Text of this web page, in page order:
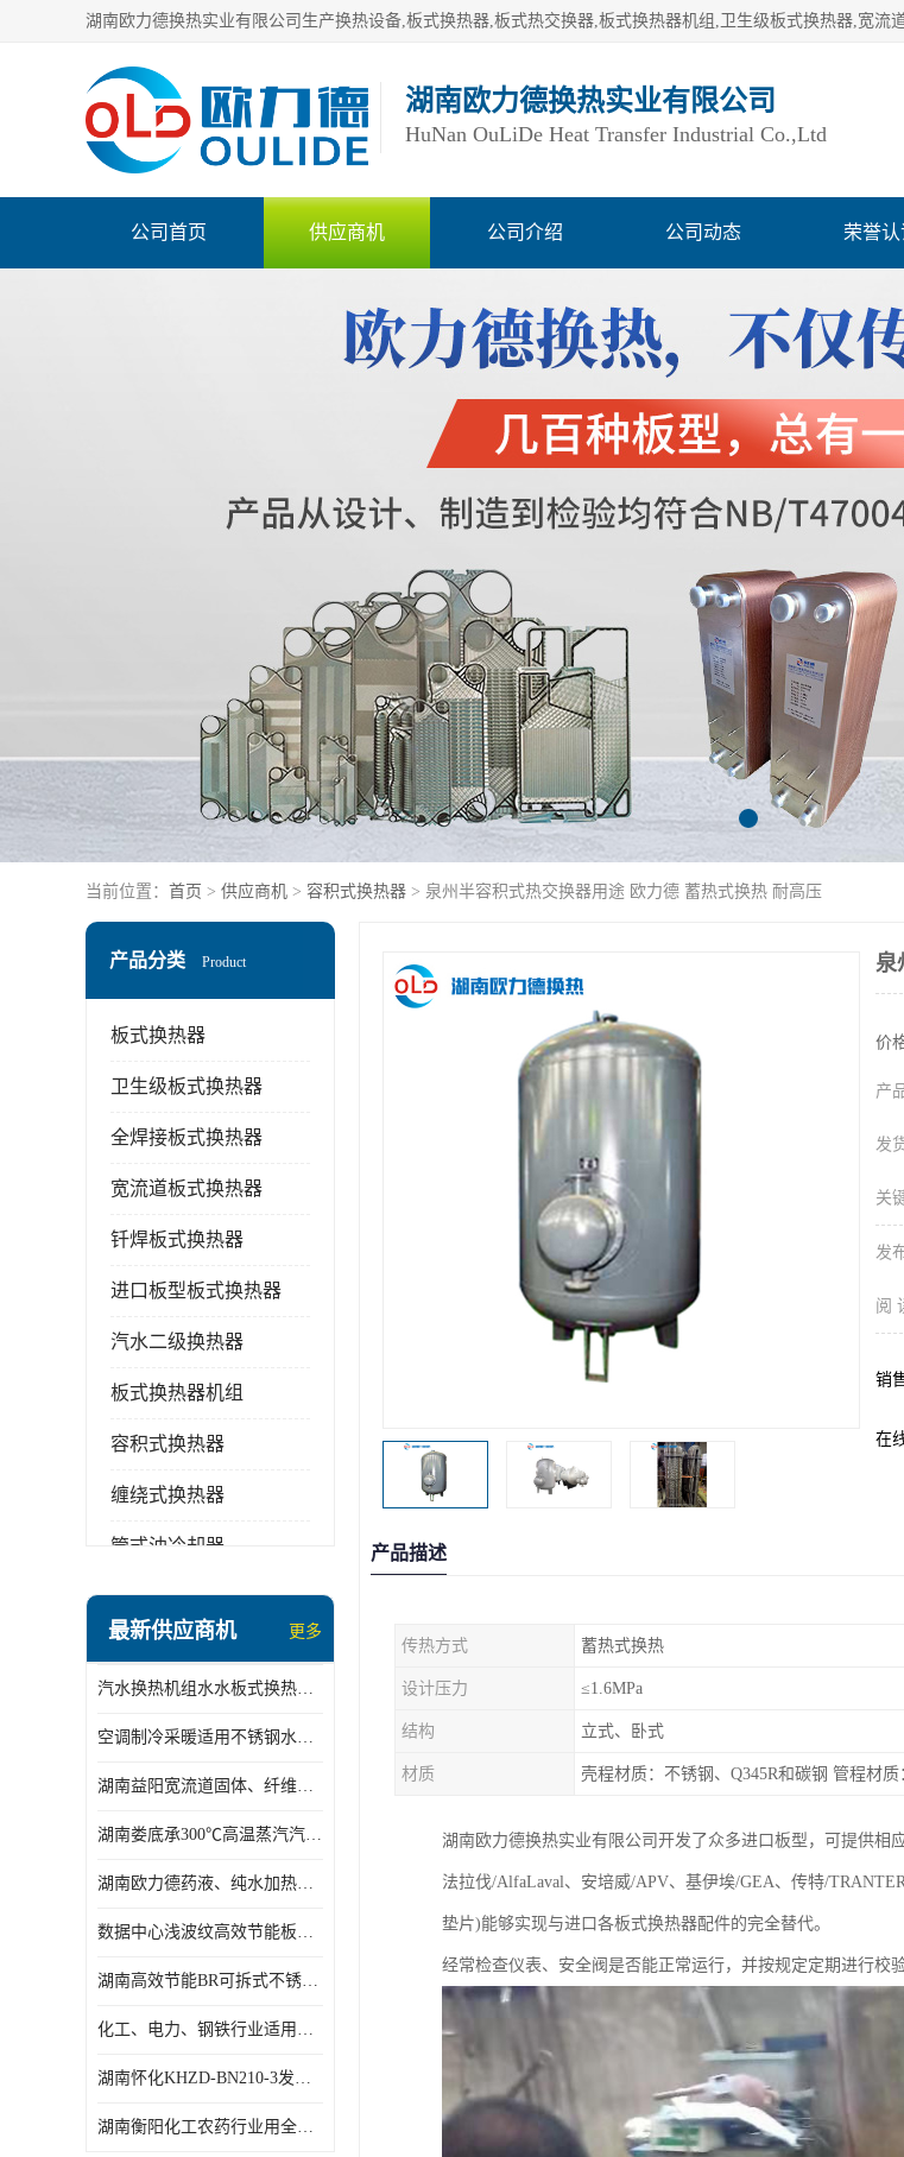
湖南欧力德换热实业有限公司
HuNan OuLiDe Heat Transfer Industrial Co.,Ltd
公司首页 供应商机 公司介绍 公司动态 荣誉认
当前位置： 首页 > 供应商机 > 容积式换热器 > 泉州半容积式热交换器用途 欧力德 蓄热式换热 耐高压
产品分类 Product
板式换热器
卫生级板式换热器
全焊接板式换热器
宽流道板式换热器
钎焊板式换热器
进口板型板式换热器
汽水二级换热器
板式换热器机组
容积式换热器
缠绕式换热器
管式油冷却器
盘管换热
变频供水机组
汽水混合加热器
水处理设备
最新供应商机 更多
汽水换热机组水水板式换热机组板式热交换机组厂家专业定制
空调制冷采暖适用不锈钢水水汽水板式换热器
湖南益阳宽流道固体、纤维、浆状物质加热冷却冷凝蒸发板式换热器
湖南娄底承300℃高温蒸汽汽水二级换热器
湖南欧力德药液、纯水加热、冷却、蒸发及杀菌用卫生级板式换热器
数据中心浅波纹高效节能板式换热器
湖南高效节能BR可拆式不锈钢板式换热器厂家定制
化工、电力、钢铁行业适用冷却冷凝蒸发加热不锈钢可拆式板式换热器
湖南怀化KHZD-BN210-3发动机柴油冷却钎焊机板式热交换器
湖南衡阳化工农药行业用全焊接板式冷凝器专业定制
泉
价
产
发
关
发
阅
销
在
产品描述
传热方式 蓄热式换热
设计压力 ≤1.6MPa
结构 立式、卧式
材质
湖南欧力德换热实业有限公司开发了众多进口板型，可提供相
法拉伐/AlfaLaval、安培威/APV、基伊埃/GEA、传特/
垫片)能够实现与进口各板式换热器配件的完全替代。
经常检查仪表、安全阀是否能正常运行，并按规定定期进行校验